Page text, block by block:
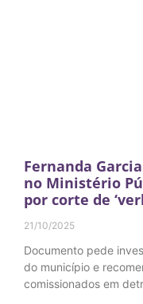
Fernanda
no Ministério
por corte de
21/10/2025
Documento pede
do município e
comissionados em